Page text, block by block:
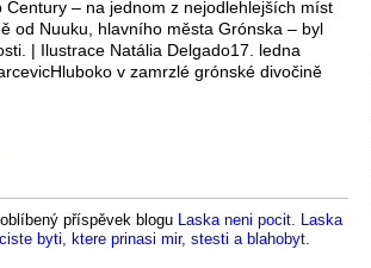
– na jednom z nejodlehlejších míst
od Nuuku, hlavního města Grónska – byl
| Ilustrace Natália Delgado17. ledna
v zamrzlé grónské divočině
příspěvek blogu
Laska neni pocit. Laska
byti, ktere prinasi mir, stesti a blahobyt.